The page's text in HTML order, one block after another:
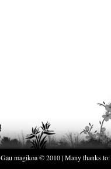
Gau magikoa© 2010 | Many thanks to: